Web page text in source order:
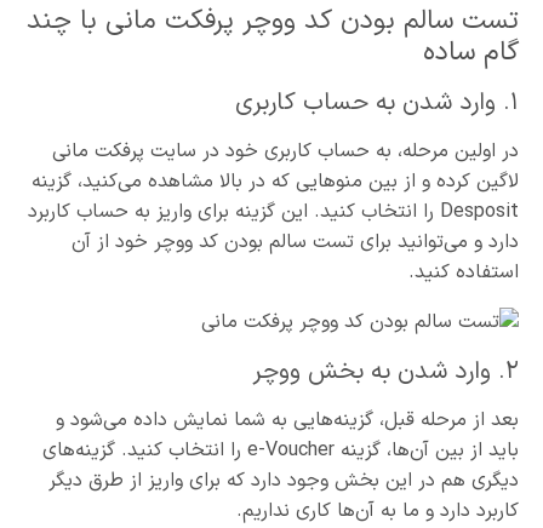
تست سالم بودن کد ووچر پرفکت مانی با چند
گام ساده
۱. وارد شدن به حساب کاربری
در اولین مرحله، به حساب کاربری خود در سایت پرفکت مانی
لاگین کرده و از بین منوهایی که در بالا مشاهده می‌کنید، گزینه
Desposit را انتخاب کنید. این گزینه برای واریز به حساب کاربرد
دارد و می‌توانید برای تست سالم بودن کد ووچر خود از آن
استفاده کنید.
۲. وارد شدن به بخش ووچر
بعد از مرحله قبل، گزینه‌هایی به شما نمایش داده می‌شود و
باید از بین آن‌ها، گزینه e-Voucher را انتخاب کنید. گزینه‌های
دیگری هم در این بخش وجود دارد که برای واریز از طرق دیگر
کاربرد دارد و ما به آن‌ها کاری نداریم.